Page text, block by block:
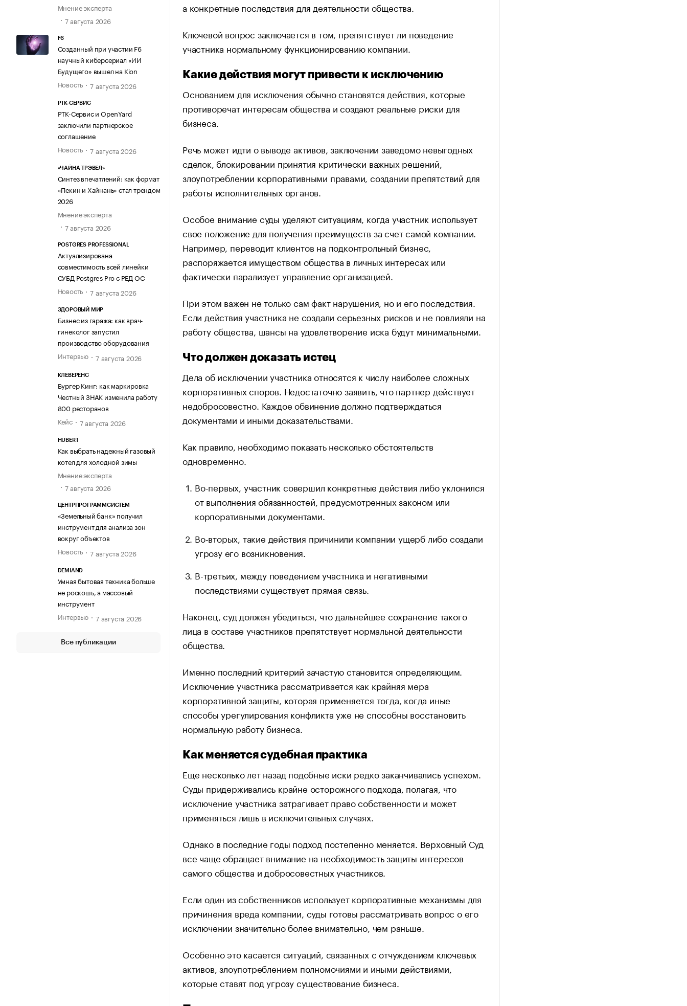
Мнение эксперта
7 августа 2026
F6
Созданный при участии F6
научный киберсериал «ИИ
Будущего» вышел на Kion
Новость
7 августа 2026
РТК-СЕРВИС
РТК-Сервис и OpenYard
заключили партнерское
соглашение
Новость
7 августа 2026
«ЧАЙНА ТРЭВЕЛ»
Синтез впечатлений: как формат
«Пекин и Хайнань» стал трендом
2026
Мнение эксперта
7 августа 2026
POSTGRES PROFESSIONAL
Актуализирована
совместимость всей линейки
СУБД Postgres Pro с РЕД ОС
Новость
7 августа 2026
ЗДОРОВЫЙ МИР
Бизнес из гаража: как врач-
гинеколог запустил
производство оборудования
Интервью
7 августа 2026
КЛЕВЕРЕНС
Бургер Кинг: как маркировка
Честный ЗНАК изменила работу
800 ресторанов
Кейс
7 августа 2026
HUBERT
Как выбрать надежный газовый
котел для холодной зимы
Мнение эксперта
7 августа 2026
ЦЕНТРПРОГРАММСИСТЕМ
«Земельный банк» получил
инструмент для анализа зон
вокруг объектов
Новость
7 августа 2026
DEMIAND
Умная бытовая техника больше
не роскошь, а массовый
инструмент
Интервью
7 августа 2026
Все публикации
а конкретные последствия для деятельности общества.
Ключевой вопрос заключается в том, препятствует ли поведение
участника нормальному функционированию компании.
Какие действия могут привести к исключению
Основанием для исключения обычно становятся действия, которые
противоречат интересам общества и создают реальные риски для
бизнеса.
Речь может идти о выводе активов, заключении заведомо невыгодных
сделок, блокировании принятия критически важных решений,
злоупотреблении корпоративными правами, создании препятствий для
работы исполнительных органов.
Особое внимание суды уделяют ситуациям, когда участник использует
свое положение для получения преимуществ за счет самой компании.
Например, переводит клиентов на подконтрольный бизнес,
распоряжается имуществом общества в личных интересах или
фактически парализует управление организацией.
При этом важен не только сам факт нарушения, но и его последствия.
Если действия участника не создали серьезных рисков и не повлияли на
работу общества, шансы на удовлетворение иска будут минимальными.
Что должен доказать истец
Дела об исключении участника относятся к числу наиболее сложных
корпоративных споров. Недостаточно заявить, что партнер действует
недобросовестно. Каждое обвинение должно подтверждаться
документами и иными доказательствами.
Как правило, необходимо показать несколько обстоятельств
одновременно.
Во-первых, участник совершил конкретные действия либо уклонился
от выполнения обязанностей, предусмотренных законом или
корпоративными документами.
Во-вторых, такие действия причинили компании ущерб либо создали
угрозу его возникновения.
В-третьих, между поведением участника и негативными
последствиями существует прямая связь.
Наконец, суд должен убедиться, что дальнейшее сохранение такого
лица в составе участников препятствует нормальной деятельности
общества.
Именно последний критерий зачастую становится определяющим.
Исключение участника рассматривается как крайняя мера
корпоративной защиты, которая применяется тогда, когда иные
способы урегулирования конфликта уже не способны восстановить
нормальную работу бизнеса.
Как меняется судебная практика
Еще несколько лет назад подобные иски редко заканчивались успехом.
Суды придерживались крайне осторожного подхода, полагая, что
исключение участника затрагивает право собственности и может
применяться лишь в исключительных случаях.
Однако в последние годы подход постепенно меняется. Верховный Суд
все чаще обращает внимание на необходимость защиты интересов
самого общества и добросовестных участников.
Если один из собственников использует корпоративные механизмы для
причинения вреда компании, суды готовы рассматривать вопрос о его
исключении значительно более внимательно, чем раньше.
Особенно это касается ситуаций, связанных с отчуждением ключевых
активов, злоупотреблением полномочиями и иными действиями,
которые ставят под угрозу существование бизнеса.